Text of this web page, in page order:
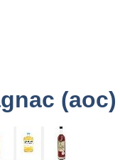
(aoc)